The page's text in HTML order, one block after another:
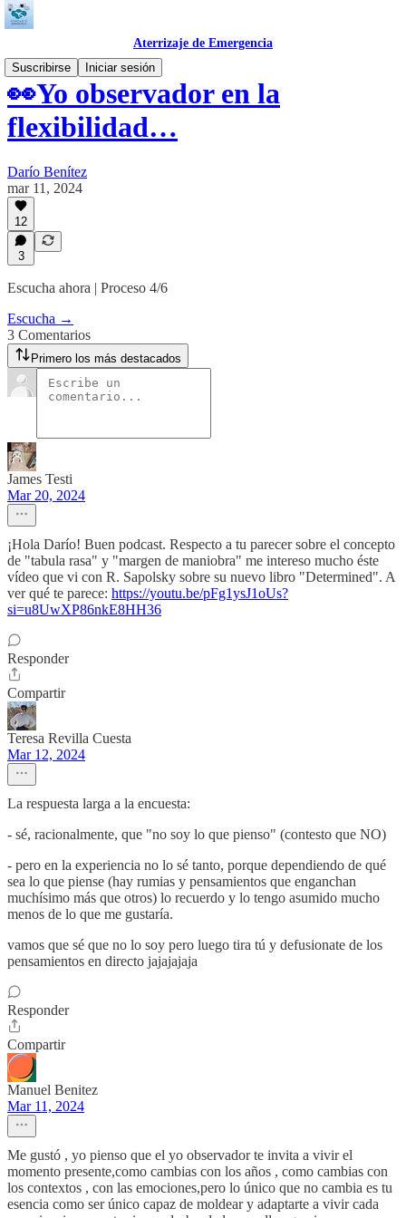
Aterrizaje de Emergencia
Suscribirse
Iniciar sesión
👀Yo observador en la
flexibilidad…
Darío Benítez
mar 11, 2024
12
3
Escucha ahora | Proceso 4/6
Escucha →
3 Comentarios
Primero los más destacados
James Testi
Mar 20, 2024
¡Hola Darío! Buen podcast. Respecto a tu parecer sobre el concepto
de "tabula rasa" y "margen de maniobra" me intereso mucho éste
vídeo que vi con R. Sapolsky sobre su nuevo libro "Determined". A
ver qué te parece: https://youtu.be/pFg1ysJ1oUs?
si=u8UwXP86nkE8HH36
Responder
Compartir
Teresa Revilla Cuesta
Mar 12, 2024
La respuesta larga a la encuesta:
- sé, racionalmente, que "no soy lo que pienso" (contesto que NO)
- pero en la experiencia no lo sé tanto, porque dependiendo de qué
sea lo que piense (hay rumias y pensamientos que enganchan
muchísimo más que otros) lo recuerdo y lo tengo asumido mucho
menos de lo que me gustaría.
vamos que sé que no lo soy pero luego tira tú y defusionate de los
pensamientos en directo jajajajaja
Responder
Compartir
Manuel Benitez
Mar 11, 2024
Me gustó , yo pienso que el yo observador te invita a vivir el
momento presente,como cambias con los años , como cambias con
los contextos , con las emociones,pero lo único que no cambia es tu
esencia como ser único capaz de moldear y adaptarte a vivir cada